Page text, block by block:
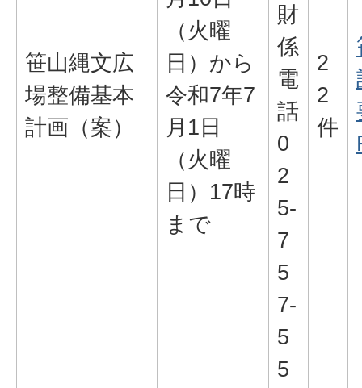
笹山縄文広
場整備基本
計画（案）
（火曜
日）から
令和7年7
月1日
（火曜
日）17時
まで
財
係
電
話
0
2
5-
7
5
7-
5
5
2
2
件